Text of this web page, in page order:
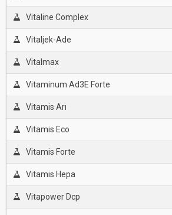
Vitaline Complex
Vitaljek-Ade
Vitalmax
Vitaminum Ad3E Forte
Vitamis Arı
Vitamis Eco
Vitamis Forte
Vitamis Hepa
Vitapower Dcp